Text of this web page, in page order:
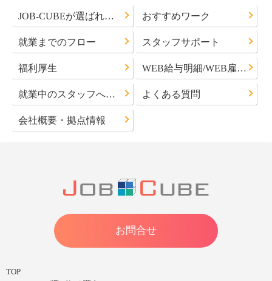
JOB-CUBEが選ばれる理由 おすすめワーク
就業までのフロー スタッフサポート
福利厚生 WEB給与明細/WEB雇用通知書について
就業中のスタッフへのお知らせ よくある質問
会社概要・拠点情報
お問合せ
TOP